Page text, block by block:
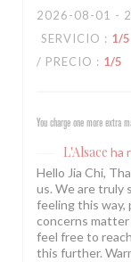
2026-08-01 -
SERVICIO : 1/5
/ PRECIO : 1/5
You charge one more extra
L'Alsace ha
Hello Jia Chi,
us. We are truly
feeling this way,
concerns matter
feel free to
this further.